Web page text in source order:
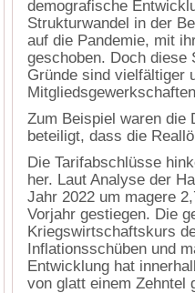
demografische
Strukturwandel in der
auf die Pandemie, mit
geschoben. Doch
Gründe sind vielfältiger
Zum Beispiel waren die
beteiligt, dass die
Die Tarifabschlüsse
her. Laut Analyse der
Jahr 2022 um magere
Vorjahr gestiegen. Die
Kriegswirtschaftskurs
Inflationsschüben und
Entwicklung hat
von glatt einem Zehntel